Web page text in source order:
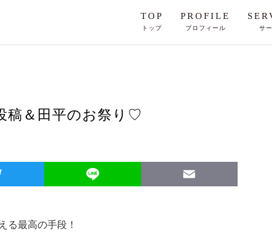
TOP
トップ
PROFILE
プロフィール サ
稿＆田平のお祭り♡
る最高の手段！